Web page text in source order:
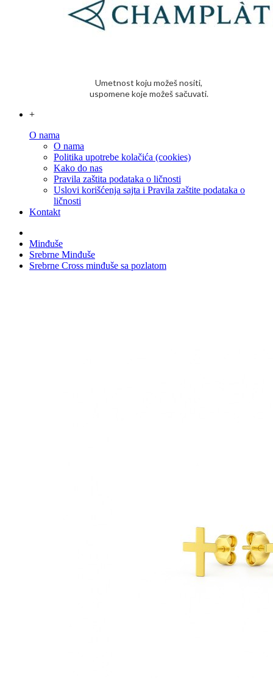
Umetnost koju možeš nositi,
uspomene koje možeš sačuvati.
+
O nama
O nama
Politika upotrebe kolačića (cookies)
Kako do nas
Pravila zaštita podataka o ličnosti
Uslovi korišćenja sajta i Pravila zaštite podataka o
ličnosti
Kontakt
Minđuše
Srebrne Minđuše
Srebrne Cross minđuše sa pozlatom